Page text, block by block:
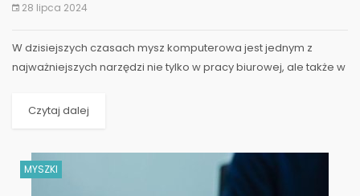
28 lipca 2024
W dzisiejszych czasach mysz komputerowa jest jednym z
najważniejszych narzędzi nie tylko w pracy biurowej, ale także w
Czytaj dalej
MYSZKI